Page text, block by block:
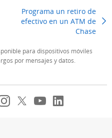
Programa un retiro de
efectivo en un ATM de
Chase
para dispositivos móviles
por mensajes y datos.
abre en
Instagram
(Se abre en
X,
(Se abre en
YouTube
(Se abre